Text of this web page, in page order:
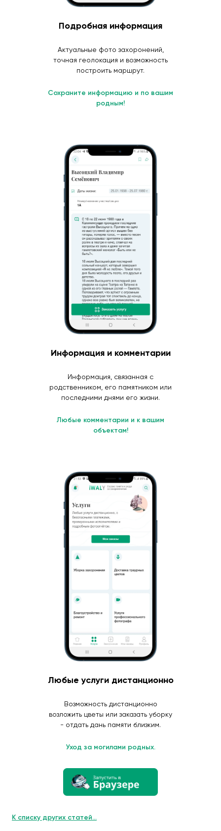
Подробная информация
Актуальные фото захоронений,
точная геолокация и возможность
построить маршрут.
Сохраните информацию и по вашим
родным!
Информация и комментарии
Информация, связанная с
родственником, его памятником или
последними днями его жизни.
Любые комментарии и к вашим
объектам!
Любые услуги дистанционно
Возможность дистанционно
возложить цветы или заказать уборку
- отдать дань памяти близким.
Уход за могилами родных.
К списку других статей...